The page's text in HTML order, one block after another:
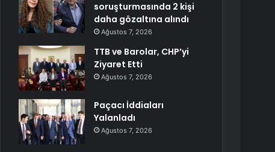
soruşturmasında 2 kişi
daha gözaltına alındı
Ağustos 7, 2026
TTB ve Barolar, CHP’yi
Ziyaret Etti
Ağustos 7, 2026
Paçacı İddiaları
Yalanladı
Ağustos 7, 2026